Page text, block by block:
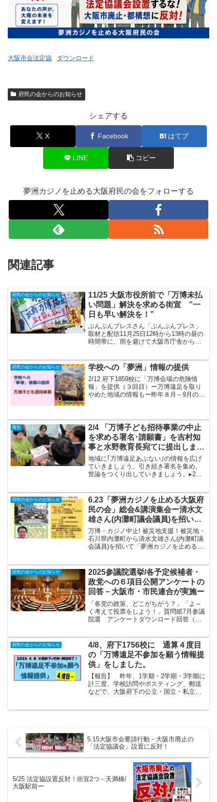
大阪市会法定協 ダウンロード
府民の会からのお知らせ
シェアする
X Facebook はてブ
LINE コピー
夢洲カジノを止める大阪府民の会をフォローする
関連記事
府民の会からのお知らせ
11/25 大阪市役所前で「万博未払
い問題」解決を求める街宣 ”一
日も早い解決を！”
ぶんぶんプレスさん「ぶんぶんプレス」
取材と配信11月25日12時から13時の昼の
時間帯に、雨を避けて大阪市庁舎から北
行った。万博工事費未払いの早期解決お
よび解決に向け...
府民の会からのお知らせ 学校への「夢洲」情報の提供
2/12 府下1859校に「万博会場の危険情
報」を提供（３回目）ー万博遠足を取り
やめた地域の情報もー昨年８月～9月の
の情報提供に続き、3回目の文書による情
報提供活動...
報告
2/4 「万博子ども招待事業の中止
を求める署名･請願書」を吉村知
事と水野教育長宛てに提出しまし
た
地域に｢万博遠足あぶない｣の情報を広げ
ていきましょう。引き続き署名を集め、
世論をつくり出していきましょう。▸2月4
人▸対応 教育総務企画課・2名 ...
府民の会からのお知らせ
6.23「夢洲カジノを止める大阪府
民の会」総会&講演集会ー清水文
雄さん(内灘町議会議員)を招いて
ー
万博・カジノ中止! 被災地支援！被災地・
石川県内灘町から清水文雄さん(内灘町議
会議員)を招いて「夢洲カジノを止める大
３：３０～１６：３０● 大阪市港区民ホ
ール(４...
府民の会からのお知らせ
2025参議院選挙/各予定候補者・
政党への６項目公開アンケートの
回答－大阪市・市民連合が実施ー
「各党の政策、どこがちがう？」「よ～
く考えて投票をしよう！」質問紙7月参議
院選 アンケートダウンロード回答（実
（れいわ新選組・かばた健吾）ダウンロ
ード日本共産党大阪府委員...
府民の会からのお知らせ
4/8、府下1756校に 通算４度目
の「万博遠足不参加を願う情報提
供」をしました。
【報告】 昨年、1学期・2学期・3学期に
計三度、学校訪問やポスティング、郵送
などで、大阪府下の公立・国立・私立
5.15大阪市会要請行動－大阪市廃止の
「法定協議会」設置に反対！
5/25 法定協設置反対！街宣2つ－天満橋/
大阪駅前ー